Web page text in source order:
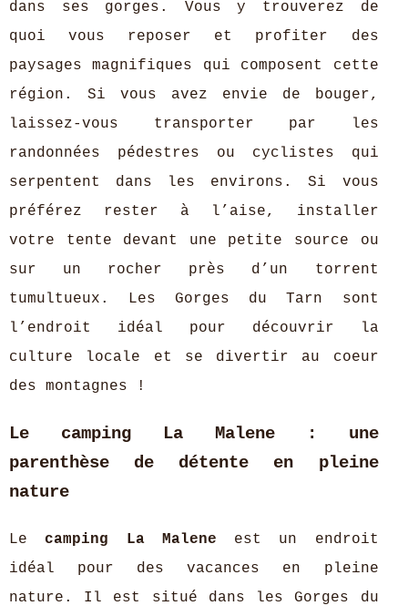
dans ses gorges. Vous y trouverez de
quoi vous reposer et profiter des
paysages magnifiques qui composent cette
région. Si vous avez envie de bouger,
laissez-vous transporter par les
randonnées pédestres ou cyclistes qui
serpentent dans les environs. Si vous
préférez rester à l’aise, installer
votre tente devant une petite source ou
sur un rocher près d’un torrent
tumultueux. Les Gorges du Tarn sont
l’endroit idéal pour découvrir la
culture locale et se divertir au coeur
des montagnes !
Le camping La Malene : une
parenthèse de détente en pleine
nature
Lecamping La Malene est un endroit
idéal pour des vacances en pleine
nature. Il est situé dans les Gorges du